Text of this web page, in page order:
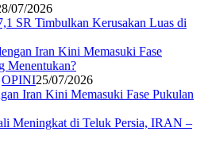
07/2026
SR Timbulkan Kerusakan Luas di
OPINI25/07/2026
Iran Kini Memasuki Fase Pukulan